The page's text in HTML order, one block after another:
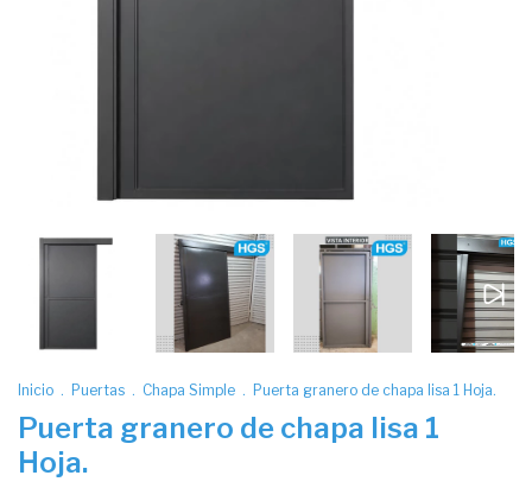
Inicio . Puertas . Chapa Simple . Puerta granero de chapa lisa 1 Hoja.
Puerta granero de chapa lisa 1
Hoja.